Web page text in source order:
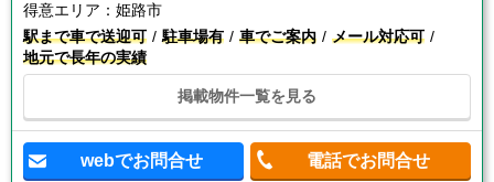
得意エリア： 姫路市
駅まで車で送迎可
駐車場有 車でご案内
メール対応可
地元で長年の実績
掲載物件一覧を見る
webでお問合せ 電話でお問合せ